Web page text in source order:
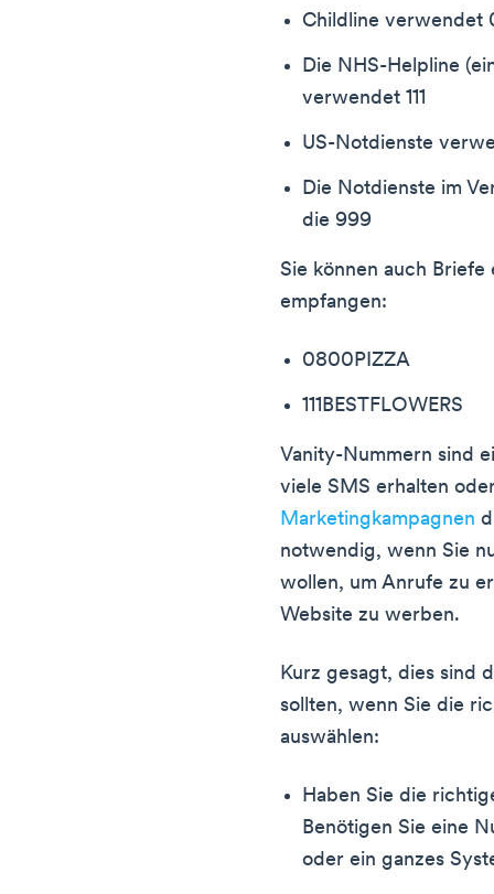
Childline verwendet
Die NHS-Helpline
verwendet 111
US-Notdienste
Die Notdienste im
die 999
Sie können auch Briefe
empfangen:
0800PIZZA
111BESTFLOWERS
Vanity-Nummern sind
viele SMS erhalten
Marketingkampagnen
notwendig, wenn Sie
wollen, um Anrufe zu
Website zu werben.
Kurz gesagt, dies sind
sollten, wenn Sie die
auswählen:
Haben Sie die
Benötigen Sie eine
oder ein ganzes